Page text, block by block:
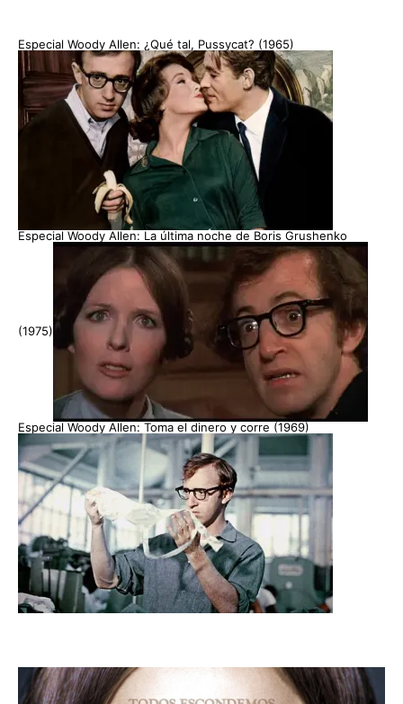
Especial Woody Allen: ¿Qué tal, Pussycat? (1965)
Especial Woody Allen: La última noche de Boris Grushenko
(1975)
Especial Woody Allen: Toma el dinero y corre (1969)